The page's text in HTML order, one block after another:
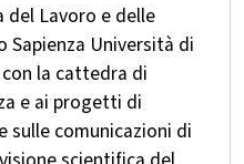
del Lavoro e delle
Sapienza Università di
la cattedra di
e ai progetti di
sulle comunicazioni di